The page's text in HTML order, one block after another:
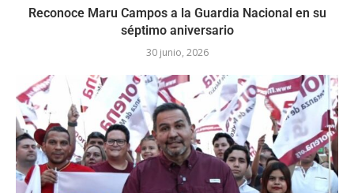
Reconoce Maru Campos a la Guardia Nacional en su
séptimo aniversario
30 junio, 2026